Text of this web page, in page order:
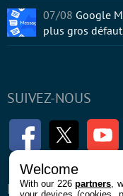
SUIVEZ-NOUS
FacebookTwitter
ENTREPRISE
07/08 Google
plus gros
Welcome
With our 226partners ,
your devices (cookies,